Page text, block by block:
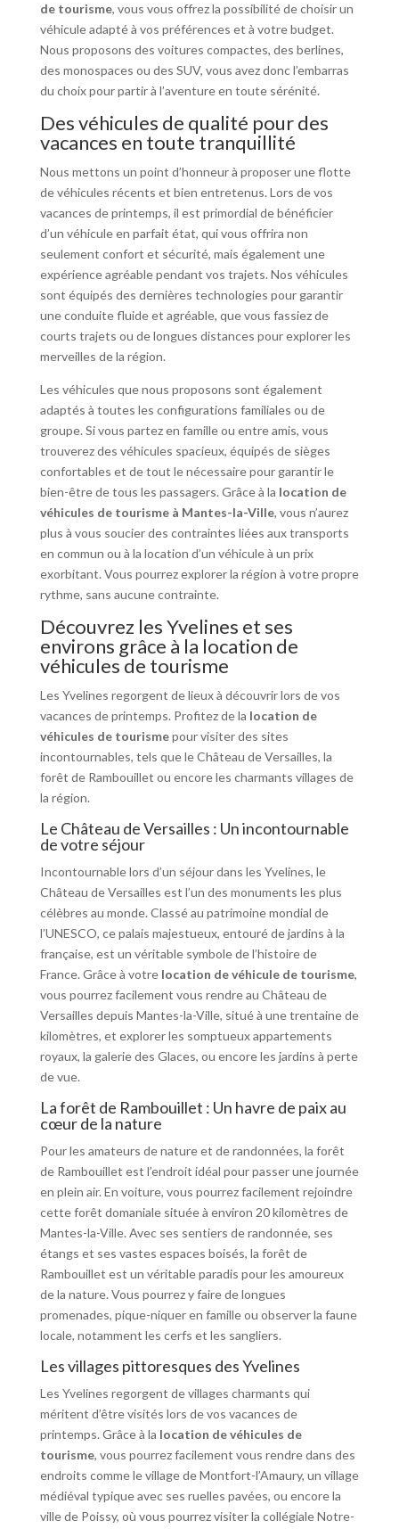
de tourisme, vous vous offrez la possibilité de choisir un
véhicule adapté à vos préférences et à votre budget.
Nous proposons des voitures compactes, des berlines,
des monospaces ou des SUV, vous avez donc l’embarras
du choix pour partir à l’aventure en toute sérénité.
Des véhicules de qualité pour des
vacances en toute tranquillité
Nous mettons un point d’honneur à proposer une flotte
de véhicules récents et bien entretenus. Lors de vos
vacances de printemps, il est primordial de bénéficier
d’un véhicule en parfait état, qui vous offrira non
seulement confort et sécurité, mais également une
expérience agréable pendant vos trajets. Nos véhicules
sont équipés des dernières technologies pour garantir
une conduite fluide et agréable, que vous fassiez de
courts trajets ou de longues distances pour explorer les
merveilles de la région.
Les véhicules que nous proposons sont également
adaptés à toutes les configurations familiales ou de
groupe. Si vous partez en famille ou entre amis, vous
trouverez des véhicules spacieux, équipés de sièges
confortables et de tout le nécessaire pour garantir le
bien-être de tous les passagers. Grâce à la location de
véhicules de tourisme à Mantes-la-Ville, vous n’aurez
plus à vous soucier des contraintes liées aux transports
en commun ou à la location d’un véhicule à un prix
exorbitant. Vous pourrez explorer la région à votre propre
rythme, sans aucune contrainte.
Découvrez les Yvelines et ses
environs grâce à la location de
véhicules de tourisme
Les Yvelines regorgent de lieux à découvrir lors de vos
vacances de printemps. Profitez de la location de
véhicules de tourismepour visiter des sites
incontournables, tels que le Château de Versailles, la
forêt de Rambouillet ou encore les charmants villages de
la région.
Le Château de Versailles : Un incontournable
de votre séjour
Incontournable lors d’un séjour dans les Yvelines, le
Château de Versailles est l’un des monuments les plus
célèbres au monde. Classé au patrimoine mondial de
l’UNESCO, ce palais majestueux, entouré de jardins à la
française, est un véritable symbole de l’histoire de
France. Grâce à votre location de véhicule de tourisme,
vous pourrez facilement vous rendre au Château de
Versailles depuis Mantes-la-Ville, situé à une trentaine de
kilomètres, et explorer les somptueux appartements
royaux, la galerie des Glaces, ou encore les jardins à perte
de vue.
La forêt de Rambouillet : Un havre de paix au
cœur de la nature
Pour les amateurs de nature et de randonnées, la forêt
de Rambouillet est l’endroit idéal pour passer une journée
en plein air. En voiture, vous pourrez facilement rejoindre
cette forêt domaniale située à environ 20 kilomètres de
Mantes-la-Ville. Avec ses sentiers de randonnée, ses
étangs et ses vastes espaces boisés, la forêt de
Rambouillet est un véritable paradis pour les amoureux
de la nature. Vous pourrez y faire de longues
promenades, pique-niquer en famille ou observer la faune
locale, notamment les cerfs et les sangliers.
Les villages pittoresques des Yvelines
Les Yvelines regorgent de villages charmants qui
méritent d’être visités lors de vos vacances de
printemps. Grâce à la location de véhicules de
tourisme, vous pourrez facilement vous rendre dans des
endroits comme le village de Montfort-l’Amaury, un village
médiéval typique avec ses ruelles pavées, ou encore la
ville de Poissy, où vous pourrez visiter la collégiale Notre-